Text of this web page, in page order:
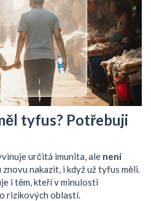
tyfus? Potřebuji
určitá imunita, ale není
nakazit, i když už tyfus měli.
i těm, kteří v minulosti
rizikových oblastí.